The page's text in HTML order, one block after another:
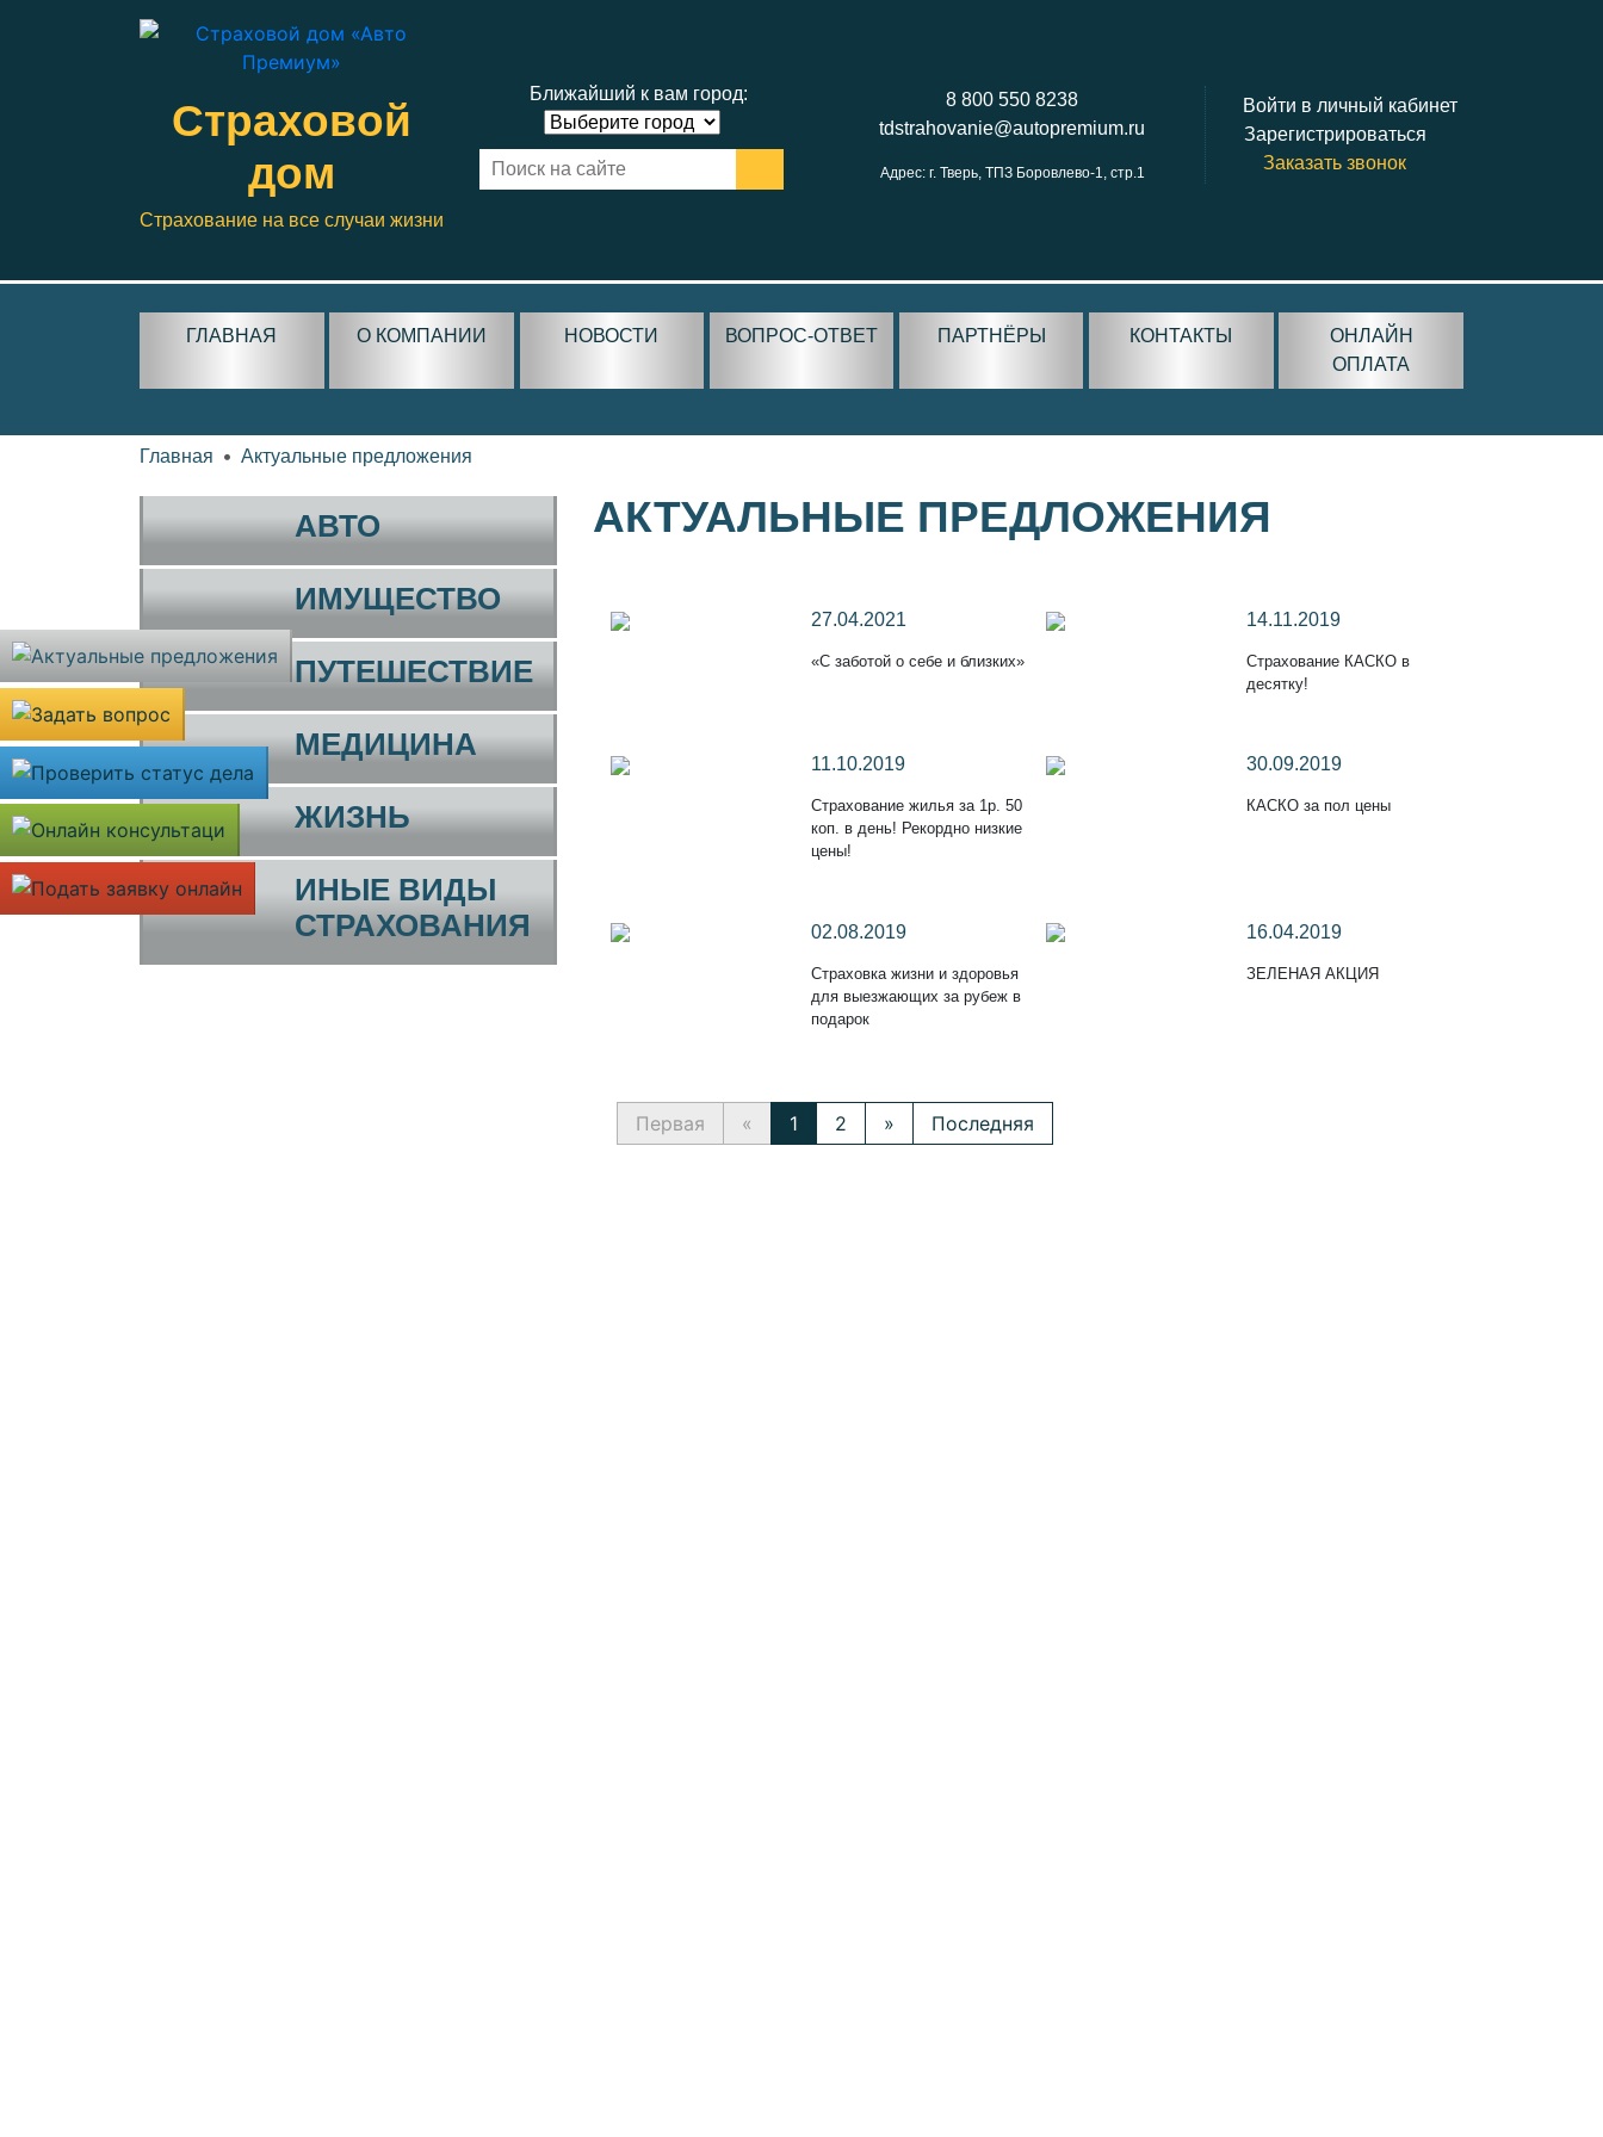
Страховой
дом
Страхование на все случаи жизни
Ближайший к вам город:
8 800 550 8238
tdstrahovanie@autopremium.ru
Адрес: г. Тверь, ТПЗ Боровлево-1, стр.1
Войти в личный кабинет
Зарегистрироваться
Заказать звонок
ГЛАВНАЯ О КОМПАНИИ НОВОСТИ ВОПРОС-ОТВЕТ ПАРТНЁРЫ КОНТАКТЫ
ОНЛАЙН
ОПЛАТА
Главная Актуальные предложения
АВТО
ИМУЩЕСТВО
ПУТЕШЕСТВИЕ
МЕДИЦИНА
ЖИЗНЬ
ИНЫЕ ВИДЫ
СТРАХОВАНИЯ
АКТУАЛЬНЫЕ ПРЕДЛОЖЕНИЯ
27.04.2021
«С заботой о себе и близких»
14.11.2019
Страхование КАСКО в
десятку!
11.10.2019
Страхование жилья за 1р. 50
коп. в день! Рекордно низкие
цены!
30.09.2019
КАСКО за пол цены
02.08.2019
Страховка жизни и здоровья
для выезжающих за рубеж в
подарок
16.04.2019
ЗЕЛЕНАЯ АКЦИЯ
Первая « 1 2 » Последняя